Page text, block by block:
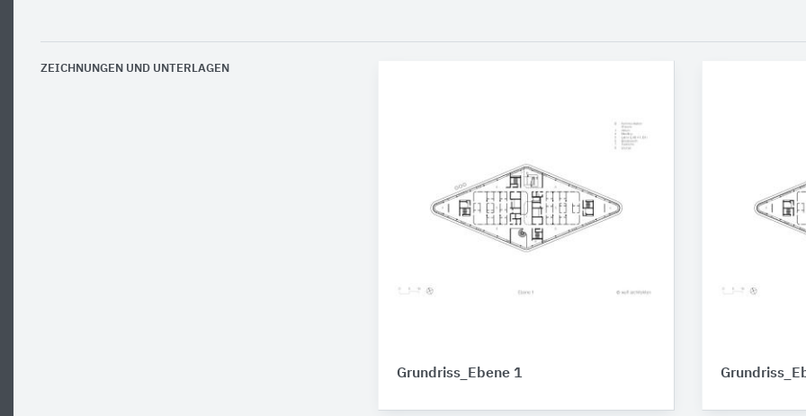
ZEICHNUNGEN UND UNTERLAGEN
Grundriss_Ebene 1